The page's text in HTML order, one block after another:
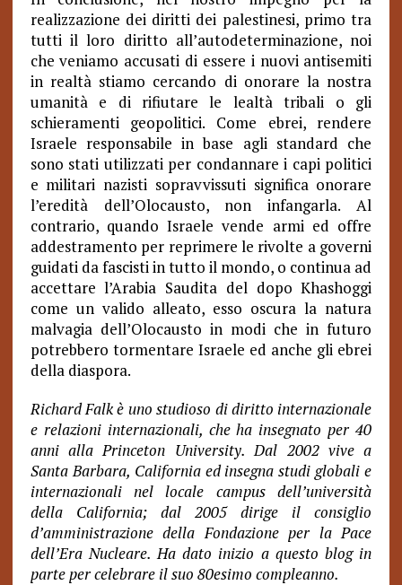
realizzazione dei diritti dei palestinesi, primo tra
tutti il loro diritto all’autodeterminazione, noi
che veniamo accusati di essere i nuovi antisemiti
in realtà stiamo cercando di onorare la nostra
umanità e di rifiutare le lealtà tribali o gli
schieramenti geopolitici. Come ebrei, rendere
Israele responsabile in base agli standard che
sono stati utilizzati per condannare i capi politici
e militari nazisti sopravvissuti significa onorare
l’eredità dell’Olocausto, non infangarla. Al
contrario, quando Israele vende armi ed offre
addestramento per reprimere le rivolte a governi
guidati da fascisti in tutto il mondo, o continua ad
accettare l’Arabia Saudita del dopo Khashoggi
come un valido alleato, esso oscura la natura
malvagia dell’Olocausto in modi che in futuro
potrebbero tormentare Israele ed anche gli ebrei
della diaspora.
Richard Falk è uno studioso di diritto internazionale
e relazioni internazionali, che ha insegnato per 40
anni alla Princeton University. Dal 2002 vive a
Santa Barbara, California ed insegna studi globali e
internazionali nel locale campus dell’università
della California; dal 2005 dirige il consiglio
d’amministrazione della Fondazione per la Pace
dell’Era Nucleare. Ha dato inizio a questo blog in
parte per celebrare il suo 80esimo compleanno.